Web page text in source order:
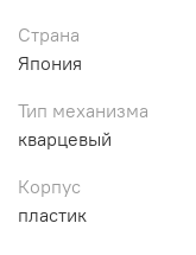
Страна
Япония
Тип механизма
кварцевый
Корпус
пластик